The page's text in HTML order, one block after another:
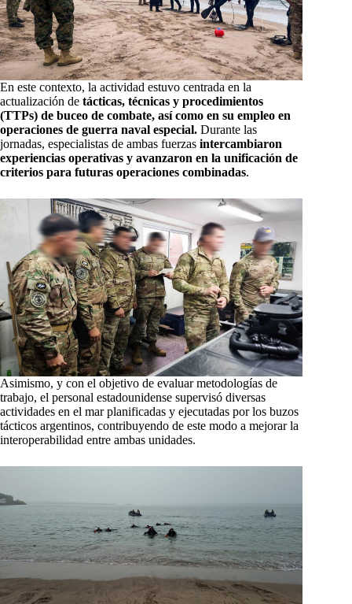
En este contexto, la actividad estuvo centrada en la
actualización de tácticas, técnicas y procedimientos
(TTPs) de buceo de combate, así como en su empleo en
operaciones de guerra naval especial. Durante las
jornadas, especialistas de ambas fuerzas intercambiaron
experiencias operativas y avanzaron en la unificación de
criterios para futuras operaciones combinadas.
Asimismo, y con el objetivo de evaluar metodologías de
trabajo, el personal estadounidense supervisó diversas
actividades en el mar planificadas y ejecutadas por los buzos
tácticos argentinos, contribuyendo de este modo a mejorar la
interoperabilidad entre ambas unidades.